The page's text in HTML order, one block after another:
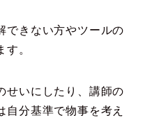
できない方やツールの
。
せいにしたり、講師の
自分基準で物事を考え